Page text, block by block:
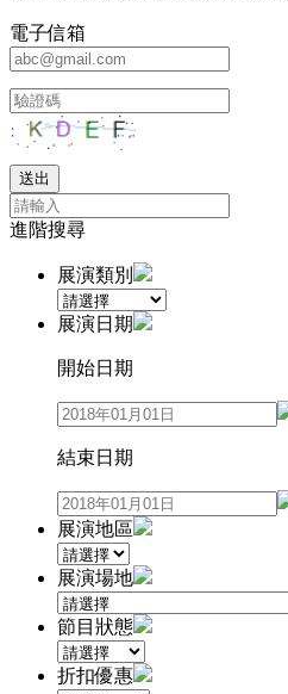
電子信箱
進階搜尋
展演類別
展演日期
開始日期
結束日期
展演地區
展演場地
節目狀態
折扣優惠